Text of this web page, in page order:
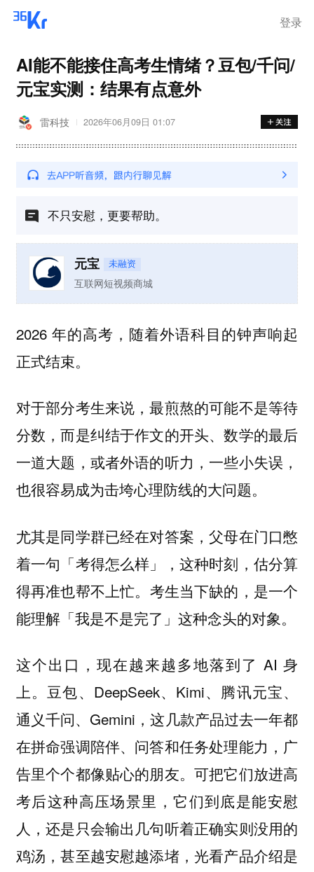
登录
AI能不能接住高考生情绪？豆包/千问/
元宝实测：结果有点意外
雷科技 2026年06月09日 01:07
不只安慰，更要帮助。
元宝 未融资
互联网短视频商城
2026 年的高考，随着外语科目的钟声响起
正式结束。
对于部分考生来说，最煎熬的可能不是等待
分数，而是纠结于作文的开头、数学的最后
一道大题，或者外语的听力，一些小失误，
也很容易成为击垮心理防线的大问题。
尤其是同学群已经在对答案，父母在门口憋
着一句「考得怎么样」，这种时刻，估分算
得再准也帮不上忙。 考生当下缺的，是一个
能理解「我是不是完了」这种念头的对象。
这个出口，现在越来越多地落到了 AI 身
上。豆包、DeepSeek、Kimi、腾讯元宝、
通义千问、Gemini，这几款产品过去一年都
在拼命强调陪伴、问答和任务处理能力，广
告里个个都像贴心的朋友。可把它们放进高
考后这种高压场景里，它们到底是能安慰
人，还是只会输出几句听着正确实则没用的
鸡汤，甚至越安慰越添堵，光看产品介绍是